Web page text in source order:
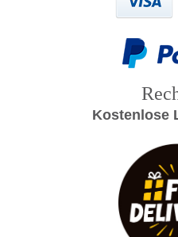
Kostenlose